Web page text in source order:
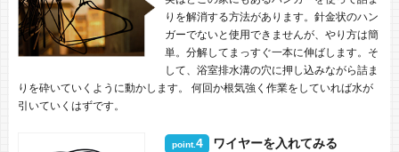
りを解消する方法があります。針金状のハン
ガーでないと使用できませんが、やり方は簡
単。分解してまっすぐ一本に伸ばします。そ
して、浴室排水溝の穴に押し込みながら詰ま
りを砕いていくように動かします。 何回か根気強く作業をしていれば水が
引いていくはずです。
point.4 ワイヤーを入れてみる